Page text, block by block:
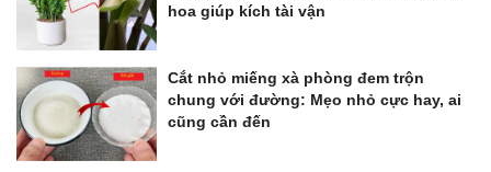
hoa giúp kích tài vận
Cắt nhỏ miếng xà phòng đem trộn
chung với đường: Mẹo nhỏ cực hay, ai
cũng cần đến